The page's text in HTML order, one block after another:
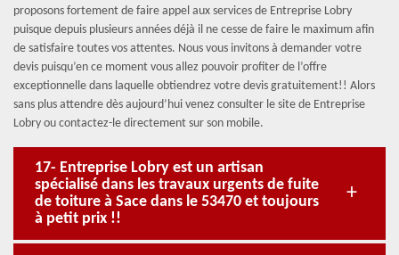
proposons fortement de faire appel aux services de Entreprise Lobry
puisque depuis plusieurs années déjà il ne cesse de faire le maximum afin
de satisfaire toutes vos attentes. Nous vous invitons à demander votre
devis puisqu’en ce moment vous allez pouvoir profiter de l’offre
exceptionnelle dans laquelle obtiendrez votre devis gratuitement!! Alors
sans plus attendre dès aujourd’hui venez consulter le site de Entreprise
Lobry ou contactez-le directement sur son mobile.
17- Entreprise Lobry est un artisan
spécialisé dans les travaux urgents de fuite
de toiture à Sace dans le 53470 et toujours
à petit prix !!